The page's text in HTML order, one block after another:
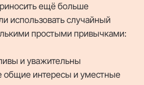
ещё больше
использовать случайный
простыми привычками:
и уважительны
общие интересы и уместные